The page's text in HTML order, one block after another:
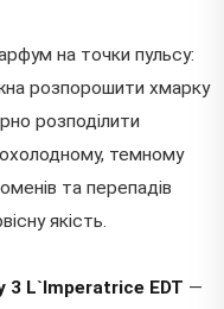
на точки пульсу:
розпорошити хмарку
розподілити
темному
та перепадів
якість.
3 L`Imperatrice EDT —